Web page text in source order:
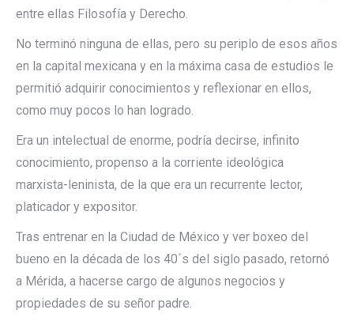
entre ellas Filosofía y Derecho.
No terminó ninguna de ellas, pero su periplo de esos años
en la capital mexicana y en la máxima casa de estudios le
permitió adquirir conocimientos y reflexionar en ellos,
como muy pocos lo han logrado.
Era un intelectual de enorme, podría decirse, infinito
conocimiento, propenso a la corriente ideológica
marxista-leninista, de la que era un recurrente lector,
platicador y expositor.
Tras entrenar en la Ciudad de México y ver boxeo del
bueno en la década de los 40´s del siglo pasado, retornó
a Mérida, a hacerse cargo de algunos negocios y
propiedades de su señor padre.